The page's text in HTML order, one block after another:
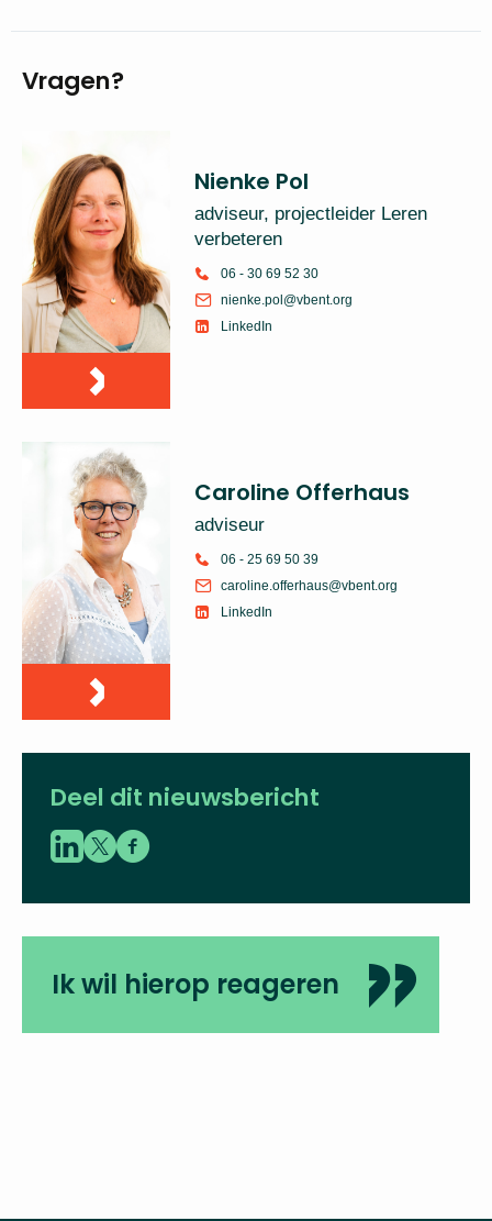
Vragen?
Nienke Pol
adviseur, projectleider Leren
verbeteren
06 - 30 69 52 30
nienke.pol@vbent.org
LinkedIn
Caroline Offerhaus
adviseur
06 - 25 69 50 39
caroline.offerhaus@vbent.org
LinkedIn
Deel dit nieuwsbericht
Ik wil hierop reageren